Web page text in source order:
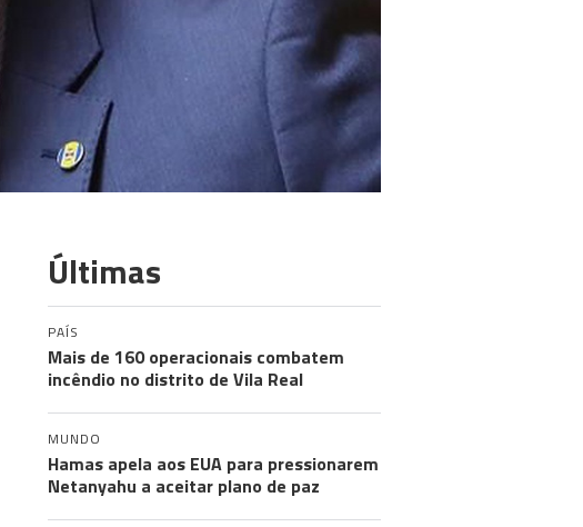
Últimas
PAÍS
Mais de 160 operacionais combatem
incêndio no distrito de Vila Real
MUNDO
Hamas apela aos EUA para pressionarem
Netanyahu a aceitar plano de paz